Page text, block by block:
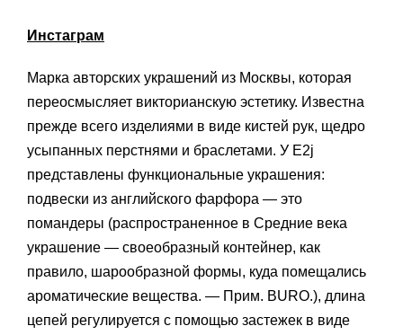
Инстаграм
Марка авторских украшений из Москвы, которая
переосмысляет викторианскую эстетику. Известна
прежде всего изделиями в виде кистей рук, щедро
усыпанных перстнями и браслетами. У E2j
представлены функциональные украшения:
подвески из английского фарфора — это
помандеры (распространенное в Средние века
украшение — своеобразный контейнер, как
правило, шарообразной формы, куда помещались
ароматические вещества. — Прим. BURO.), длина
цепей регулируется с помощью застежек в виде